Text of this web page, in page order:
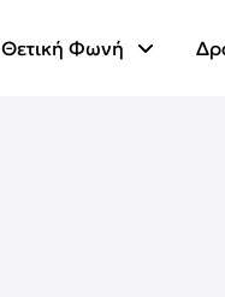
Θετική Φωνή